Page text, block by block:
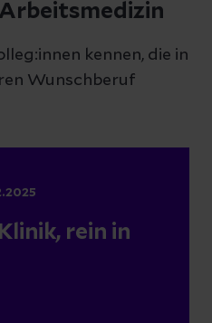
Arbeitsmedizin
kennen, die in
Wunschberuf
rein in